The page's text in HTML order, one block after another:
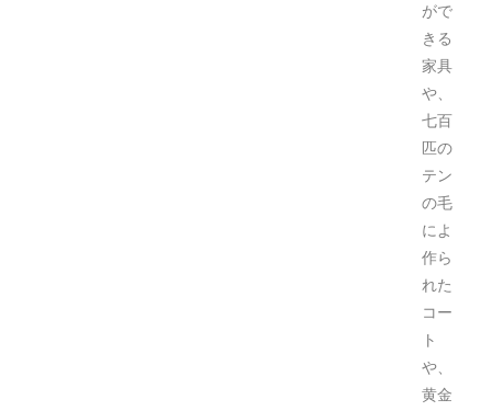
がで
きる
家具
や、
七百
匹の
テン
の毛
によ
作ら
れた
コー
ト
や、
黄金